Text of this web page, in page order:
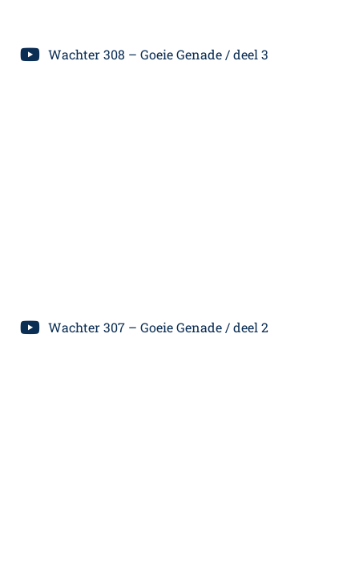
Wachter 308 – Goeie Genade / deel 3
Wachter 307 – Goeie Genade / deel 2